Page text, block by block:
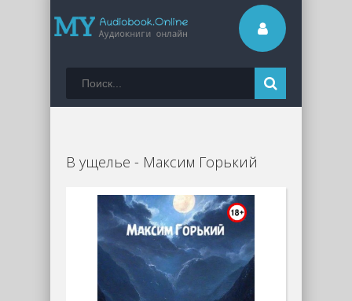
В ущелье - Максим Горький